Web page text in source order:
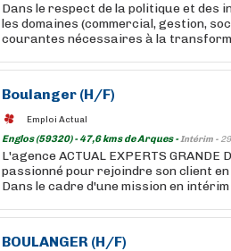
Dans le respect de la politique et
les domaines (commercial, gestion,
courantes nécessaires à la
Boulanger (H/F)
Emploi Actual
Englos (59320) - 47,6 kms de Arques -Intérim -
L'agence ACTUAL EXPERTS
passionné pour rejoindre son client
Dans le cadre d'une mission en intérim
BOULANGER (H/F)